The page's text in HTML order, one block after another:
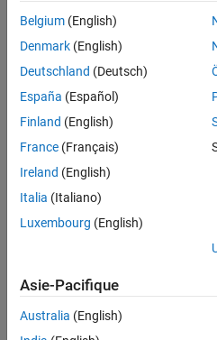
Belgium (English)
Denmark (English)
Deutschland (Deutsch)
España (Español)
Finland (English)
France (Français)
Ireland (English)
Italia (Italiano)
Luxembourg (English)
Asie-Pacifique
Australia (English)
Lutte anti-piratage
© 1994-2026 The MathWorks, Inc.